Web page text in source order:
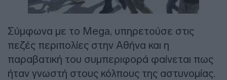
Σύμφωνα με το Mega, υπηρετούσε στις
πεζές περιπολίες στην Αθήνα και η
παραβατική του συμπεριφορά φαίνεται πως
ήταν γνωστή στους κόλπους της αστυνομίας.